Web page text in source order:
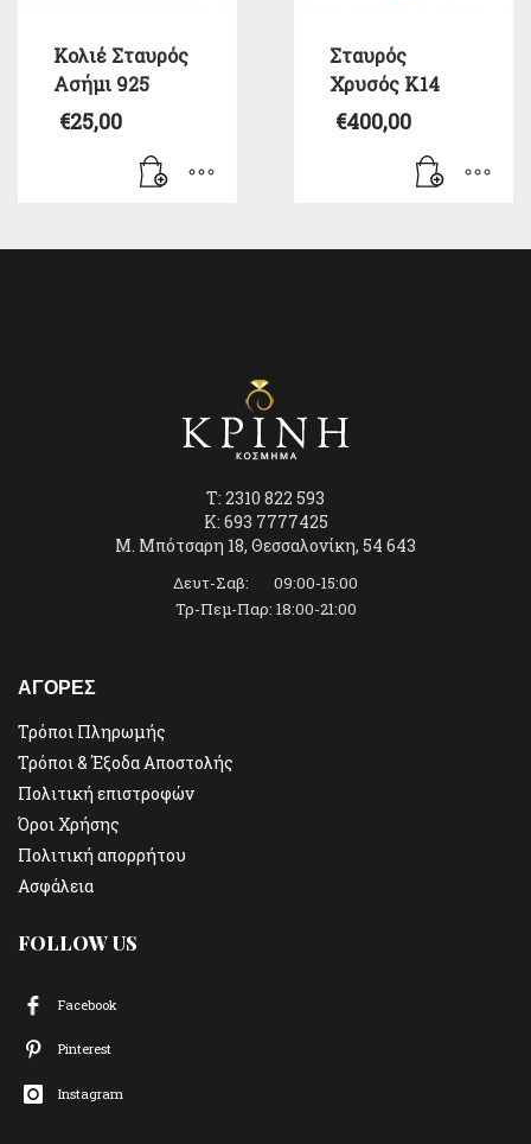
Κολιέ Σταυρός
Ασήμι 925
€25,00
Σταυρός
Χρυσός Κ14
€400,00
T: 2310 822 593
K: 693 7777425
Μ. Μπότσαρη 18, Θεσσαλονίκη, 54 643
Δευτ-Σαβ: 09:00-15:00
Τρ-Πεμ-Παρ: 18:00-21:00
ΑΓΟΡΕΣ
Τρόποι Πληρωμής
Τρόποι & Έξοδα Αποστολής
Πολιτική επιστροφών
Όροι Χρήσης
Πολιτική απορρήτου
Ασφάλεια
FOLLOW US
Facebook
Pinterest
Instagram